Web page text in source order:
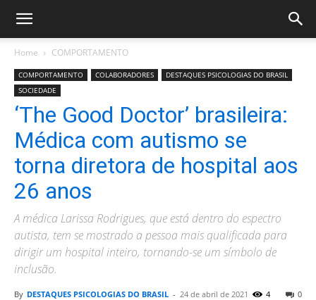
Home COMPORTAMENTO
COMPORTAMENTO COLABORADORES
DESTAQUES PSICOLOGIAS DO BRASIL
SOCIEDADE
‘The Good Doctor’ brasileira:
Médica com autismo se
torna diretora de hospital aos
26 anos
A médica Larissa Rodrigues, que está dentro do espectro
autista, tem se mostrado a pessoa mais qualificada para
dirigir um hospital inteiro, tornando-se um símbolo de
inclusão.
By DESTAQUES PSICOLOGIAS DO BRASIL - 24 de abril de 2021 0
4